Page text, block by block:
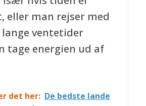
eller man rejser med
ventetider
tage energien ud af
det her: De bedste lande